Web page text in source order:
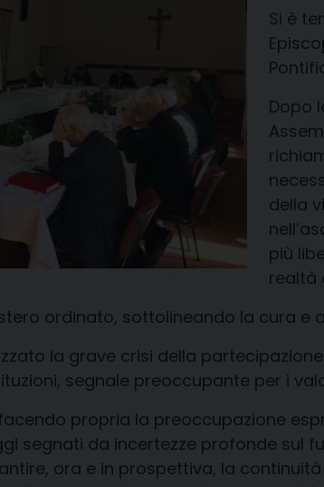
Si è
Dopo
della
più
realtà
ordinato, sottolineando la cura e
la grave crisi della
segnale preoccupante per i
propria la preoccupazione
segnati da incertezze profonde sul
ora e in prospettiva, la